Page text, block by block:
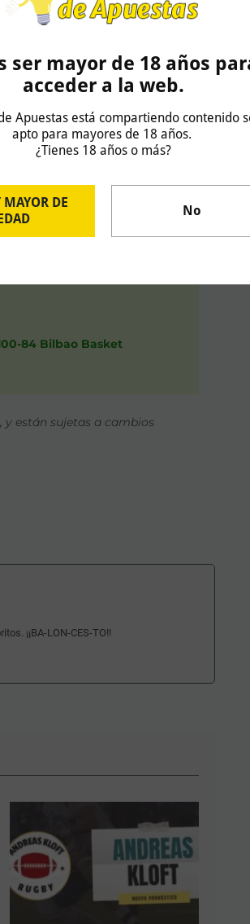
ser mayor de 18 años
acceder a la web.
Apuestas está compartiendo contenido
apto para mayores de 18 años.
¿Tienes 18 años o más?
MAYOR DE
No
estamos buscando en
partido sin
de los hombres de negro, que se
Miniotas ha abandonado el
bilbaíno el ala-pívot francés
84 Bilbao Basket
y están sujetas a cambios
¡¡BA-LON-CES-TO!!